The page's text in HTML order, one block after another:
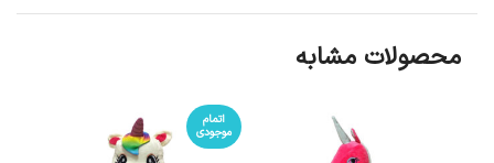
محصولات مشابه
اتمام
موجودی